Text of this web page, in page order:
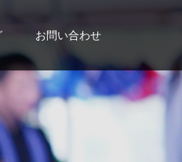
お問い合わせ